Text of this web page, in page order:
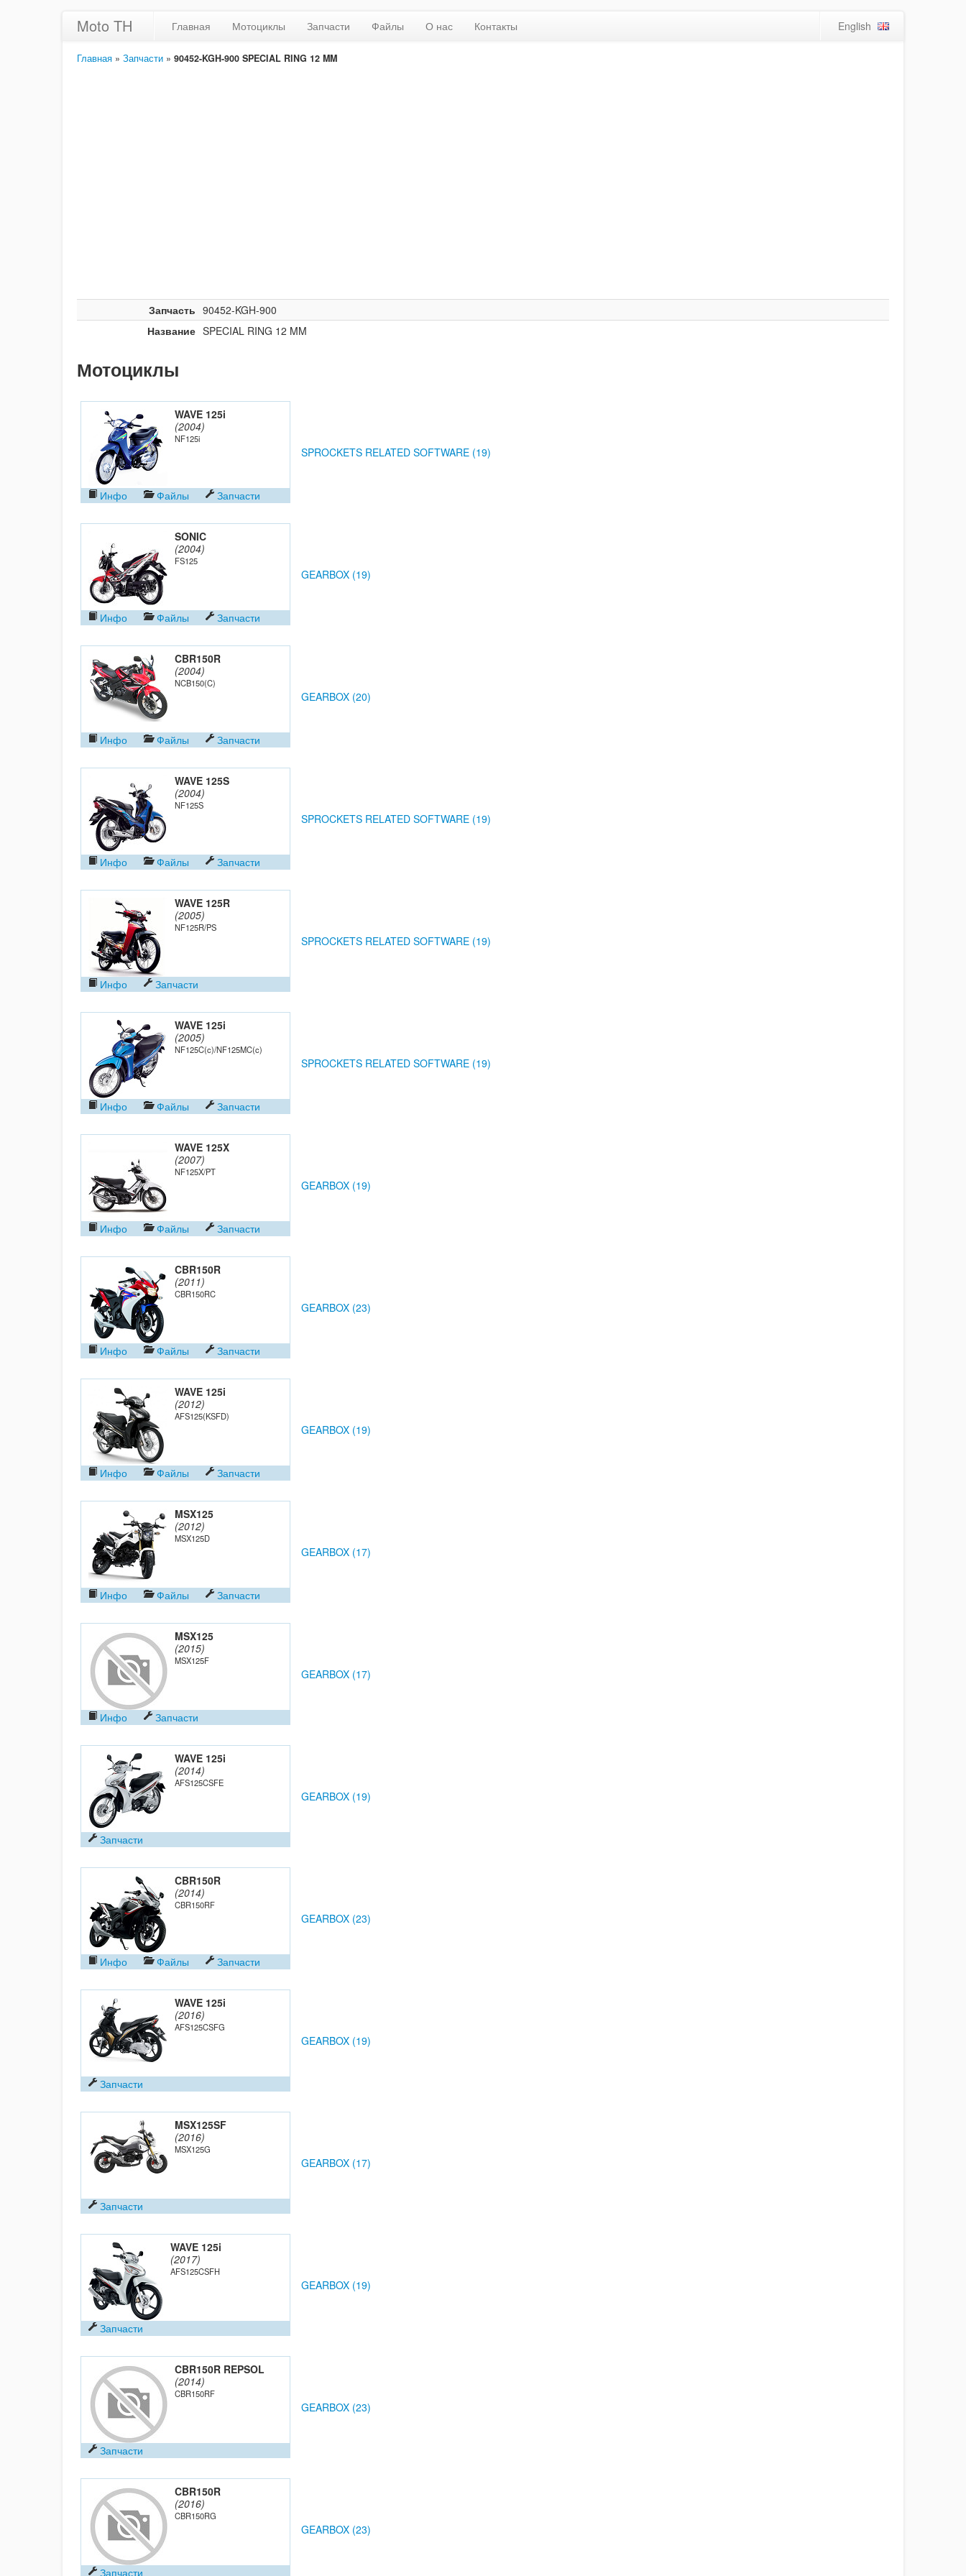
Moto TH Главная Мотоциклы Запчасти Файлы О нас Контакты English
Главная » Запчасти » 90452-KGH-900 SPECIAL RING 12 MM
Запчасть 90452-KGH-900
Название SPECIAL RING 12 MM
Мотоциклы
WAVE 125i
(2004)
NF125i
Инфо Файлы Запчасти
SPROCKETS RELATED SOFTWARE (19)
SONIC
(2004)
FS125
Инфо Файлы Запчасти
GEARBOX (19)
CBR150R
(2004)
NCB150(C)
Инфо Файлы Запчасти
GEARBOX (20)
WAVE 125S
(2004)
NF125S
Инфо Файлы Запчасти
SPROCKETS RELATED SOFTWARE (19)
WAVE 125R
(2005)
NF125R/PS
Инфо Запчасти
SPROCKETS RELATED SOFTWARE (19)
WAVE 125i
(2005)
NF125C(c)/NF125MC(c)
Инфо Файлы Запчасти
SPROCKETS RELATED SOFTWARE (19)
WAVE 125X
(2007)
NF125X/PT
Инфо Файлы Запчасти
GEARBOX (19)
CBR150R
(2011)
CBR150RC
Инфо Файлы Запчасти
GEARBOX (23)
WAVE 125i
(2012)
AFS125(KSFD)
Инфо Файлы Запчасти
GEARBOX (19)
MSX125
(2012)
MSX125D
Инфо Файлы Запчасти
GEARBOX (17)
MSX125
(2015)
MSX125F
Инфо Запчасти
GEARBOX (17)
WAVE 125i
(2014)
AFS125CSFE
Запчасти
GEARBOX (19)
CBR150R
(2014)
CBR150RF
Инфо Файлы Запчасти
GEARBOX (23)
WAVE 125i
(2016)
AFS125CSFG
Запчасти
GEARBOX (19)
MSX125SF
(2016)
MSX125G
Запчасти
GEARBOX (17)
WAVE 125i
(2017)
AFS125CSFH
Запчасти
GEARBOX (19)
CBR150R REPSOL
(2014)
CBR150RF
Запчасти
GEARBOX (23)
CBR150R
(2016)
CBR150RG
Запчасти
GEARBOX (23)